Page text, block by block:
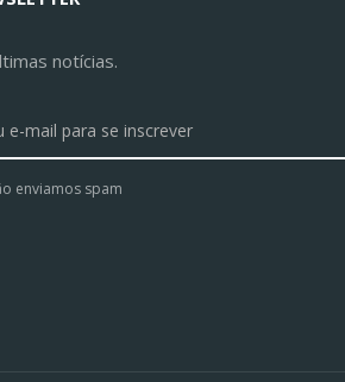
notícias.
enviamos spam